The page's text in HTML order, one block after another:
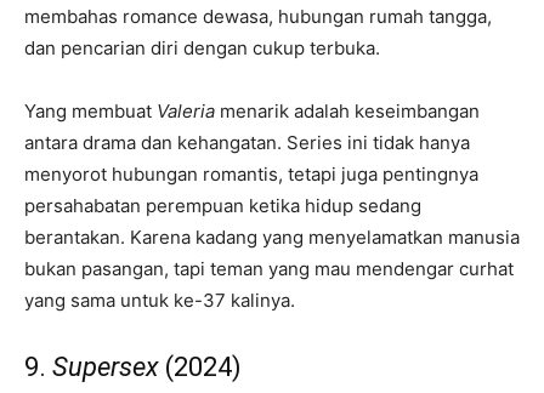
membahas romance dewasa, hubungan rumah tangga,
dan pencarian diri dengan cukup terbuka.
Yang membuat Valeria menarik adalah keseimbangan
antara drama dan kehangatan. Series ini tidak hanya
menyorot hubungan romantis, tetapi juga pentingnya
persahabatan perempuan ketika hidup sedang
berantakan. Karena kadang yang menyelamatkan manusia
bukan pasangan, tapi teman yang mau mendengar curhat
yang sama untuk ke-37 kalinya.
9. Supersex (2024)